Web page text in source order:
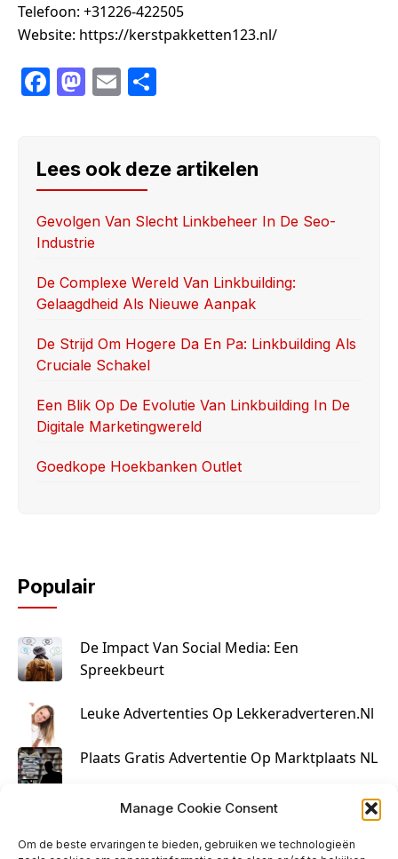
Manage Cookie Consent
Om de beste ervaringen te bieden, gebruiken we technologieën
Telefoon: +31226-422505
Website: https://kerstpakketten123.nl/
F
e
b
o
o
k
M
o
d
o
n
E
e
Lees ook deze artikelen
Gevolgen Van Slecht Linkbeheer In De Seo-
Industrie
De Complexe Wereld Van Linkbuilding:
Gelaagdheid Als Nieuwe Aanpak
De Strijd Om Hogere Da En Pa: Linkbuilding Als
Cruciale Schakel
Een Blik Op De Evolutie Van Linkbuilding In De
Digitale Marketingwereld
Goedkope Hoekbanken Outlet
Populair
De Impact Van Social Media: Een
Spreekbeurt
Leuke Advertenties Op Lekkeradverteren.nl
Plaats Gratis Advertentie Op Marktplaats NL
Kruisbestuiving Voor Succesvolle Marketing